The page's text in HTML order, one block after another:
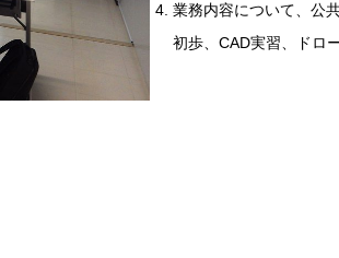
業務内容について、公
初歩、CAD実習、ドロ